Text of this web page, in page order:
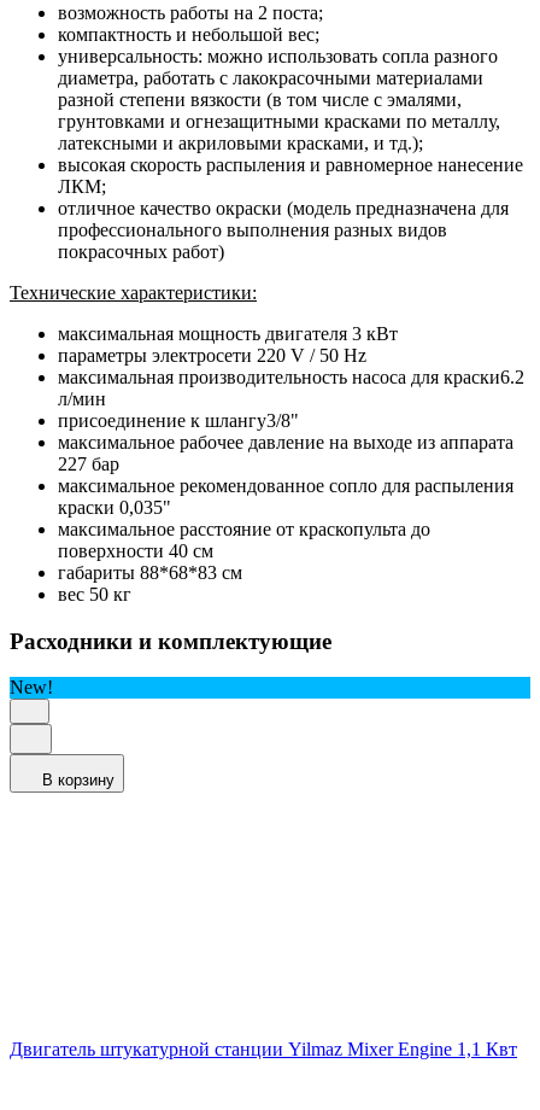
возможность работы на 2 поста;
компактность и небольшой вес;
универсальность: можно использовать сопла разного
диаметра, работать с лакокрасочными материалами
разной степени вязкости (в том числе с эмалями,
грунтовками и огнезащитными красками по металлу,
латексными и акриловыми красками, и тд.);
высокая скорость распыления и равномерное нанесение
ЛКМ;
отличное качество окраски (модель предназначена для
профессионального выполнения разных видов
покрасочных работ)
Технические характеристики:
максимальная мощность двигателя 3 кВт
параметры электросети 220 V / 50 Hz
максимальная производительность насоса для краски6.2
л/мин
присоединение к шлангу3/8"
максимальное рабочее давление на выходе из аппарата
227 бар
максимальное рекомендованное сопло для распыления
краски 0,035"
максимальное расстояние от краскопульта до
поверхности 40 см
габариты 88*68*83 см
вес 50 кг
Расходники и комплектующие
New!
В корзину
Двигатель штукатурной станции Yilmaz Mixer Engine 1,1 Квт